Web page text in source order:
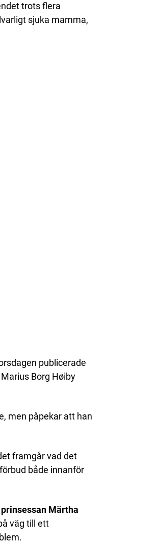
trots flera
sjuka mamma,
publicerade
Borg Høiby
men påpekar att han
framgår vad det
både innanför
prinsessan Märtha
väg till ett